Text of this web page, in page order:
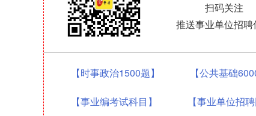
扫码关注
推送事业单位招聘
【时事政治1500题】 【公共基础
【事业编考试科目】 【事业单位招聘